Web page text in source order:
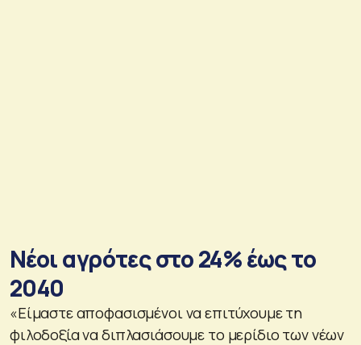
Νέοι αγρότες στο 24% έως το
2040
«Είμαστε αποφασισμένοι να επιτύχουμε τη
φιλοδοξία να διπλασιάσουμε το μερίδιο των νέων